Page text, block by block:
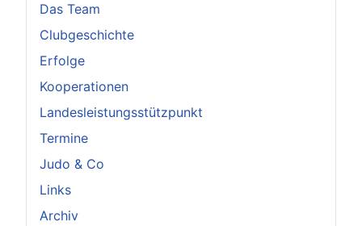
Das Team
Clubgeschichte
Erfolge
Kooperationen
Landesleistungsstützpunkt
Termine
Judo & Co
Links
Archiv